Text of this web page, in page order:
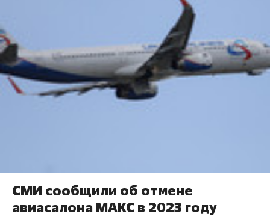
СМИ сообщили об отмене
авиасалона МАКС в 2023 году